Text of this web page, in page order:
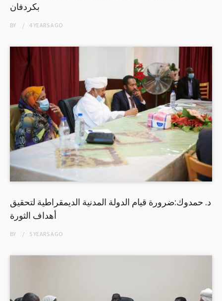
بكردفان
BY 4 YEARSAGO
د. حمدوك:ضرورة قيام الدولة المدنية الديمقراطية لتحقيق
أهداف الثورة
BY 5 YEARSAGO